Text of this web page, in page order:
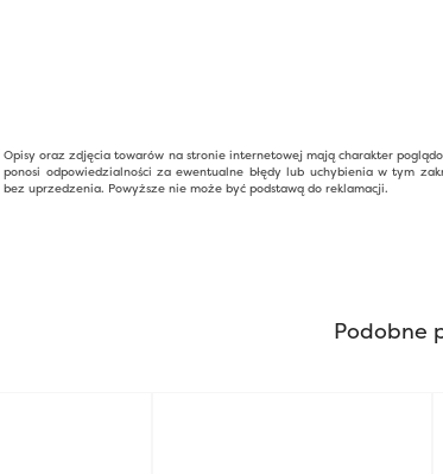
Opisy oraz zdjęcia towarów na stronie internetowej mają charakter
ponosi odpowiedzialności za ewentualne błędy lub uchybienia w tym
bez uprzedzenia. Powyższe nie może być podstawą do reklamacji.
Podobne